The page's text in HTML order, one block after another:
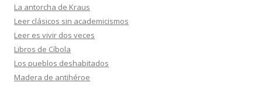
La antorcha de Kraus
Leer clásicos sin academicismos
Leer es vivir dos veces
Libros de Cíbola
Los pueblos deshabitados
Madera de antihéroe